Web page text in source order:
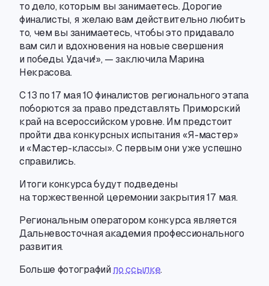
то дело, которым вы занимаетесь. Дорогие
финалисты, я желаю вам действительно любить
то, чем вы занимаетесь, чтобы это придавало
вам сил и вдохновения на новые свершения
и победы. Удачи!», — заключила Марина
Некрасова.
C 13 по 17 мая 10 финалистов регионального этапа
поборются за право представлять Приморский
край на всероссийском уровне. Им предстоит
пройти два конкурсных испытания «Я-мастер»
и «Мастер-классы». С первым они уже успешно
справились.
Итоги конкурса будут подведены
на торжественной церемонии закрытия 17 мая.
Региональным оператором конкурса является
Дальневосточная академия профессионального
развития.
Больше фотографий по ссылке.